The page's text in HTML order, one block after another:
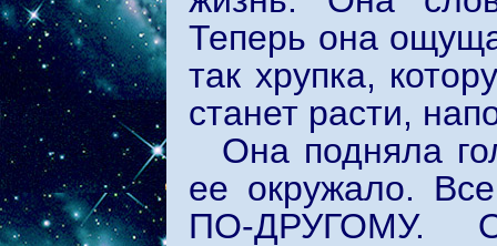
Теперь она
так хрупка,
станет расти,
Она подняла
ее окружало.
ПО-ДРУГОМУ.